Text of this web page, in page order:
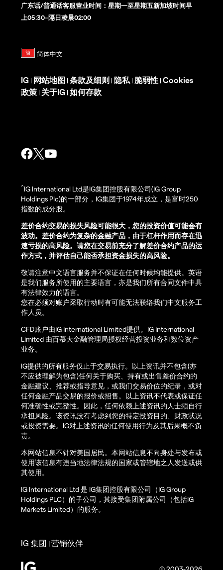
广东话/普通话客服营业时间：星期一至星期五新加坡时间早
上05:30–隔日凌晨02:00
IG | 网站地图 | 条款及细则 | 隐私 | 脆弱性 | Cookies
政策 | 关于IG | 如何存款
^IG International Ltd是IG集团控股有限公司(IG Group
Holdings Plc)的一部分，IG集团于1974年成立，是富时250
指数的成分股。
差价合约交易的损失风险可能很大，您的投资价值可能会有
波动。差价合约为复杂的金融产品，由于杠杆作用而存在迅
速亏损的高风险。请您在交易前充分了解差价合约产品的运
作方式，并评估自己能否承担资金损失的高风险。
敬请注意中文语言服务并不保证在任何时候均能提供。英语
是我们服务所使用的主要语言，亦是我们所有合同文件中具
有法律效力的语言。
您在必须对账户采取行动时有可能无法联络我们中文服务工
作人员。
CFD账户由IG International Limited提供。IG International
Limited 由百慕大金融管理局授权经营投资业务和数位资产
业务。
IG提供的所有服务仅止于交易执行。以上资讯并不包含(亦
不应被理解为包含)任何关于购买、持有或出售差价合约的
金融建议、推荐或指导意见，或我们交易价位的纪录，或对
任何金融产品交易的报价或招售。以上资讯不代表或保证任
何准确性或完整性。因此，任何依赖上述资讯的人士须自行
承担风险。该资讯没有考虑到您的特定投资目的、财政状况
或投资需要。IG对上述资讯的任何使用行为及其后果概不负
责。
本网站信息不针对美国居民。本网站信息不向身处与发布或
使用该信息有违当地法律法规的国家或管辖地之人发送或供
其使用。
IG International Ltd 是 IG集团控股有限公司（IG Group
Holdings PLC）的子公司，其接受集团附属公司（包括IG
Markets Limited）的服务。
IG 集团 |营销伙伴